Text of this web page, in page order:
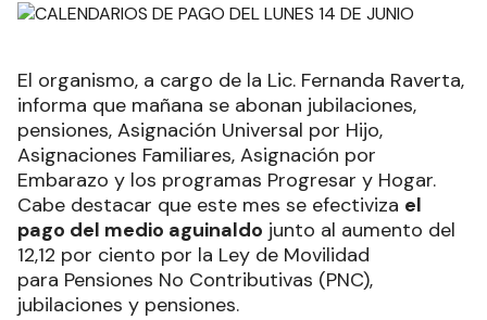
El organismo, a cargo de la Lic. Fernanda Raverta,
informa que mañana se abonan jubilaciones,
pensiones, Asignación Universal por Hijo,
Asignaciones Familiares, Asignación por
Embarazo y los programas Progresar y Hogar.
Cabe destacar que este mes se efectiviza el
pago del medio aguinaldo junto al aumento del
12,12 por ciento por la Ley de Movilidad
para Pensiones No Contributivas (PNC),
jubilaciones y pensiones.